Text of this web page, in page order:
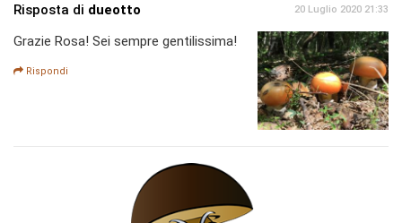
Risposta di dueotto 20 Luglio 2020 21:33
Grazie Rosa! Sei sempre gentilissima!
Rispondi